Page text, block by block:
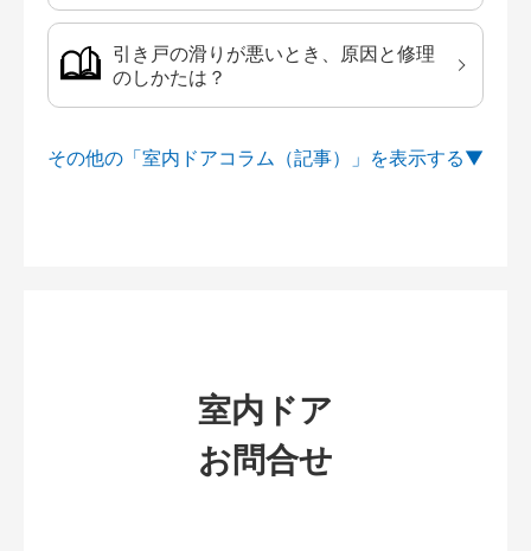
引き戸の滑りが悪いとき、原因と修理
のしかたは？
その他の「室内ドアコラム（記事）」を
室内ドア
お問合せ